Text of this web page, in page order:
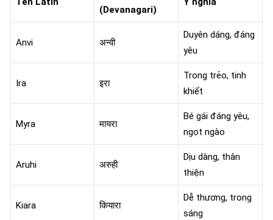
(Devanagari)
Anvi अन्वी
Duyên dáng, đáng
yêu
Ira इरा
Trong trẻo, tinh
khiết
Myra मायरा
Bé gái đáng yêu,
ngọt ngào
Aruhi अरुही
Dịu dàng, thân
thiện
Kiara कियारा
Dễ thương, trong
sáng